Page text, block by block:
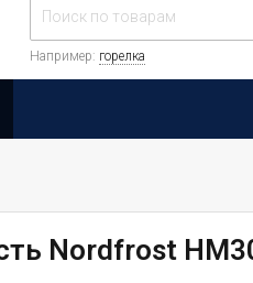
Например: горелка
Nordfrost